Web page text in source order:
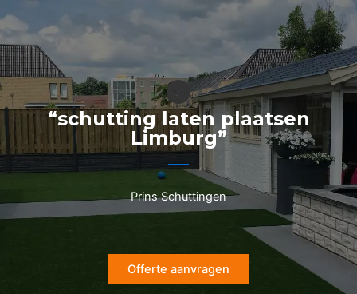
naar
de
inhoud
“schutting laten plaatsen
Limburg”
Prins Schuttingen
Offerte aanvragen